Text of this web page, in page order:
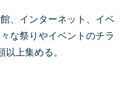
、インターネット、イベ
な祭りやイベントのチラ
以上集める。